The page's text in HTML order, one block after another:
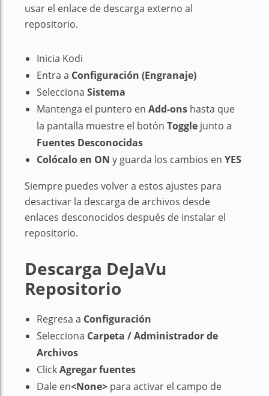
usar el enlace de descarga externo al
repositorio.
Inicia Kodi
Entra a Configuración (Engranaje)
Selecciona Sistema
Mantenga el puntero en Add-ons hasta que
la pantalla muestre el botón Toggle junto a
Fuentes Desconocidas
Colócaloen ON y guarda los cambios en YES
Siempre puedes volver a estos ajustes para
desactivar la descarga de archivos desde
enlaces desconocidos después de instalar el
repositorio.
Descarga DeJaVu
Repositorio
Regresa a Configuración
Selecciona Carpeta / Administrador de
Archivos
ClickAgregar fuentes
Dale en<None> para activar el campo de